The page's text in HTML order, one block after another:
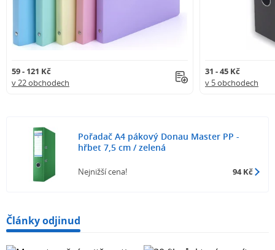
59 - 121 Kč
v 22 obchodech
31 - 45 Kč
v 5 obchodech
Pořadač A4 pákový Donau Master PP -
hřbet 7,5 cm / zelená
Nejnižší cena! 94 Kč
Články odjinud